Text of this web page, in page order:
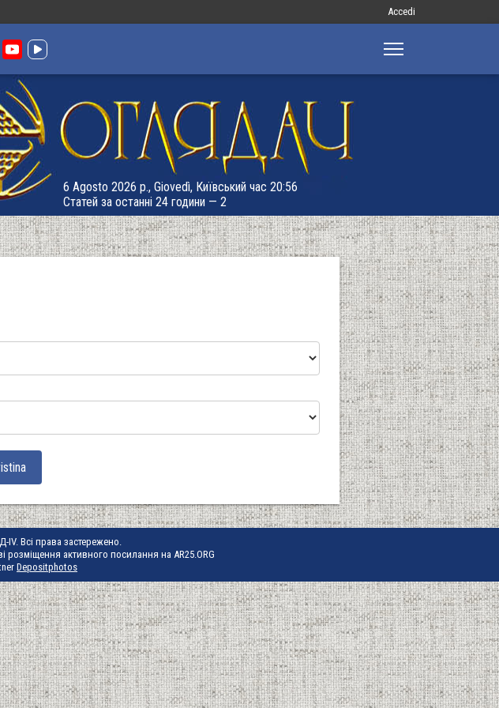
Меню
запису
Accedi
6 Agosto 2026 р., Giovedì, Київський час 20:56
Статей за останні 24 години — 2
Всі права застережено.
розміщення активного посилання на AR25.ORG
Depositphotos